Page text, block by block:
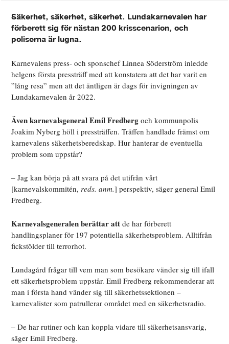
Säkerhet, säkerhet, säkerhet. Lundakarnevalen har
förberett sig för nästan 200 krisscenarion, och
poliserna är lugna.
Karnevalens press- och sponschef Linnea Söderström inledde
helgens första pressträff med att konstatera att det har varit en
”lång resa” men att det äntligen är dags för invigningen av
Lundakarnevalen år 2022.
Även karnevalsgeneral Emil Fredberg och kommunpolis
Joakim Nyberg höll i pressträffen. Träffen handlade främst om
karnevalens säkerhetsberedskap. Hur hanterar de eventuella
problem som uppstår?
– Jag kan börja på att svara på det utifrån vårt
[karnevalskommitén,reds. anm.] perspektiv, säger general Emil
Fredberg.
Karnevalsgeneralen berättar att de har förberett
handlingsplaner för 197 potentiella säkerhetsproblem. Alltifrån
fickstölder till terrorhot.
Lundagård frågar till vem man som besökare vänder sig till ifall
ett säkerhetsproblem uppstår. Emil Fredberg rekommenderar att
man i första hand vänder sig till säkerhetssektionen –
karnevalister som patrullerar området med en säkerhetsradio.
– De har rutiner och kan koppla vidare till säkerhetsansvarig,
säger Emil Fredberg.